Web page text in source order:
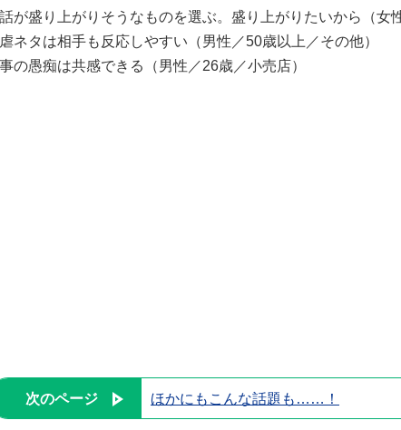
話が盛り上がりそうなものを選ぶ。盛り上がりたいから（女
虐ネタは相手も反応しやすい（男性／50歳以上／その他）
事の愚痴は共感できる（男性／26歳／小売店）
次のページ ほかにもこんな話題も……！